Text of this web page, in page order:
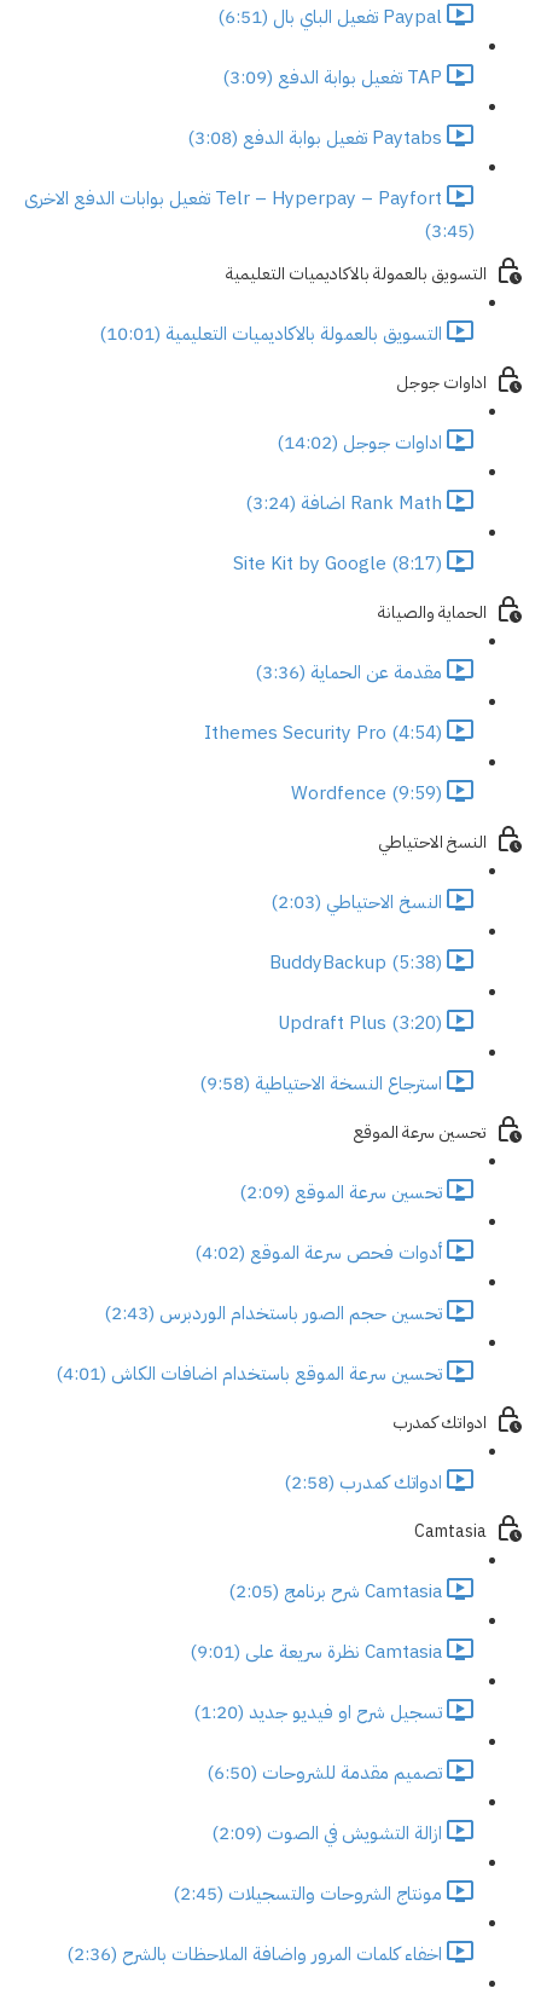
Paypal تفعيل الباي بال (6:51)
TAP تفعيل بوابة الدفع (3:09)
Paytabs تفعيل بوابة الدفع (3:08)
Telr – Hyperpay – Payfort تفعيل بوابات الدفع الاخرى
(3:45)
التسويق بالعمولة بالاكاديميات التعليمية
التسويق بالعمولة بالاكاديميات التعليمية (10:01)
اداوات جوجل
اداوات جوجل (14:02)
Rank Math اضافة (3:24)
Site Kit by Google (8:17)
الحماية والصيانة
مقدمة عن الحماية (3:36)
Ithemes Security Pro (4:54)
Wordfence (9:59)
النسخ الاحتياطي
النسخ الاحتياطي (2:03)
BuddyBackup (5:38)
Updraft Plus (3:20)
استرجاع النسخة الاحتياطية (9:58)
تحسين سرعة الموقع
تحسين سرعة الموقع (2:09)
أدوات فحص سرعة الموقع (4:02)
تحسين حجم الصور باستخدام الوردبرس (2:43)
تحسين سرعة الموقع باستخدام اضافات الكاش (4:01)
ادواتك كمدرب
ادواتك كمدرب (2:58)
Camtasia
Camtasia شرح برنامج (2:05)
Camtasia نظرة سريعة على (9:01)
تسجيل شرح او فيديو جديد (1:20)
تصميم مقدمة للشروحات (6:50)
ازالة التشويش في الصوت (2:09)
مونتاج الشروحات والتسجيلات (2:45)
اخفاء كلمات المرور واضافة الملاحظات بالشرح (2:36)